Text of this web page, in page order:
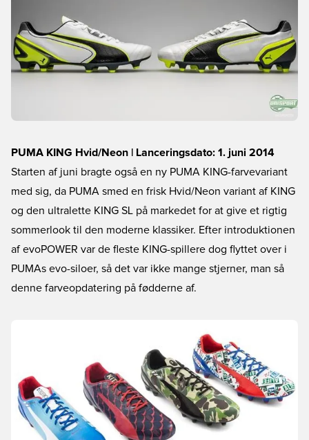
PUMA KING Hvid/Neon | Lanceringsdato: 1. juni 2014
Starten af juni bragte også en ny PUMA KING-farvevariant
med sig, da PUMA smed en frisk Hvid/Neon variant af KING
og den ultralette KING SL på markedet for at give et rigtig
sommerlook til den moderne klassiker. Efter introduktionen
af evoPOWER var de fleste KING-spillere dog flyttet over i
PUMAs evo-siloer, så det var ikke mange stjerner, man så
denne farveopdatering på fødderne af.